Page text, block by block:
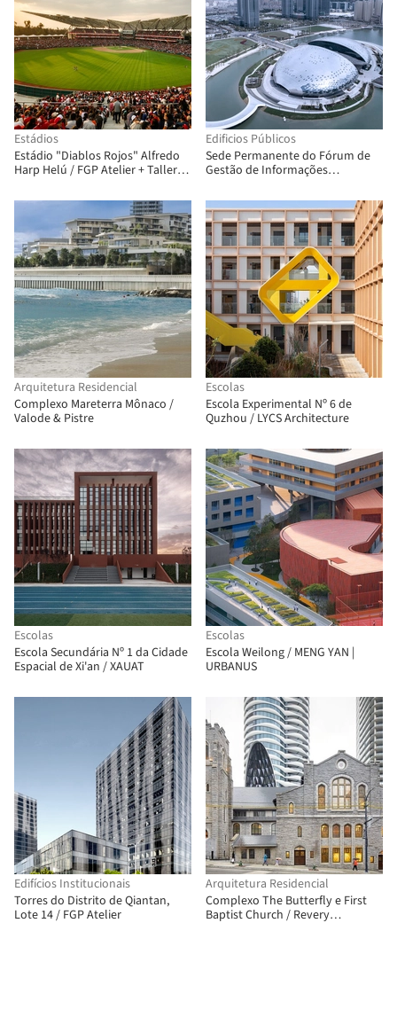
Estádios
Estádio "Diablos Rojos" Alfredo
Harp Helú / FGP Atelier + Taller
Edificios Públicos
Sede Permanente do Fórum de
Gestão de Informações
no Condado de Deqing / UAD
Arquitetura Residencial
Complexo Mareterra Mônaco /
Valode & Pistre
Escolas
Escola Experimental Nº 6 de
Quzhou / LYCS Architecture
Escolas
Escola Secundária Nº 1 da Cidade
Espacial de Xi'an / XAUAT
Escolas
Escola Weilong / MENG YAN |
URBANUS
Edifícios Institucionais
Torres do Distrito de Qiantan,
Lote 14 / FGP Atelier
Arquitetura Residencial
Complexo The Butterfly e First
Baptist Church / Revery